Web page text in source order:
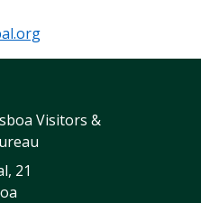
Visitors &
21